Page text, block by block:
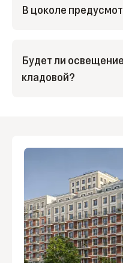
В цоколе
уборка.
Будет ли
кладовой?